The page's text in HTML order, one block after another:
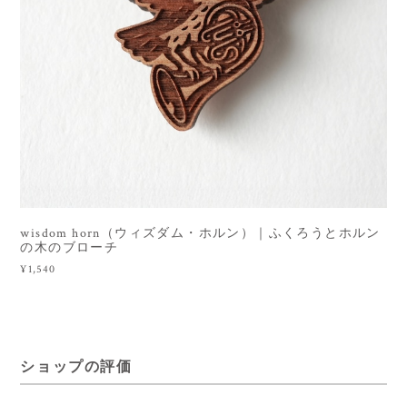
wisdom horn（ウィズダム・ホルン）｜ふくろうとホルン
の木のブローチ
¥1,540
ショップの評価